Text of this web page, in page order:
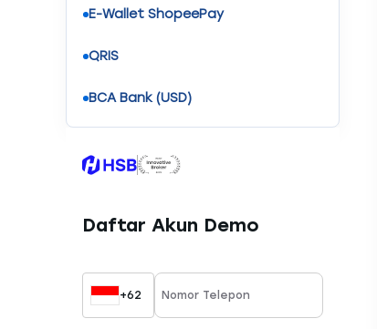
E-Wallet ShopeePay
QRIS
BCA Bank (USD)